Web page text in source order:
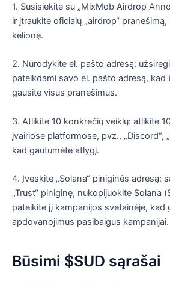
1. Susisiekite su „MixMob Airdrop
ir įtraukite oficialų „airdrop“
kelionę.
2. Nurodykite el. pašto adresą:
pateikdami savo el. pašto adresą, kad
gausite visus pranešimus.
3. Atlikite 10 konkrečių veiklų: atlikite
įvairiose platformose, pvz., „Discord“,
kad gautumėte atlygį.
4. Įveskite „Solana“ piniginės adresą:
„Trust“ piniginę, nukopijuokite Solana
pateikite jį kampanijos svetainėje, kad
apdovanojimus pasibaigus kampanijai.
Būsimi $SUD sąrašai